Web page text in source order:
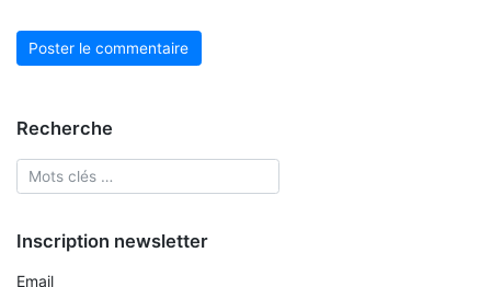
Recherche
Inscription newsletter
Email